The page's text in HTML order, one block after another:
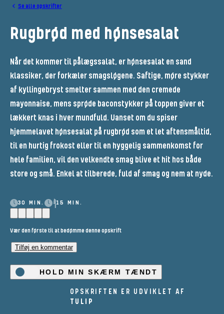
Se alle opskrifter
Rugbrød med hønsesalat
Når det kommer til pålægssalat, er hønsesalat en sand
klassiker, der forkæler smagsløgene. Saftige, møre stykker
af kyllingebryst smelter sammen med den cremede
mayonnaise, mens sprøde baconstykker på toppen giver et
lækkert knas i hver mundfuld. Uanset om du spiser
hjemmelavet hønsesalat på rugbrød som et let aftensmåltid,
til en hurtig frokost eller til en hyggelig sammenkomst for
hele familien, vil den velkendte smag blive et hit hos både
store og små. Enkel at tilberede, fuld af smag og nem at nyde.
30 MIN. 15 MIN.
Vær den første til at bedømme denne opskrift
Tilføj en kommentar
HOLD MIN SKÆRM TÆNDT
OPSKRIFTEN ER UDVIKLET AF
TULIP